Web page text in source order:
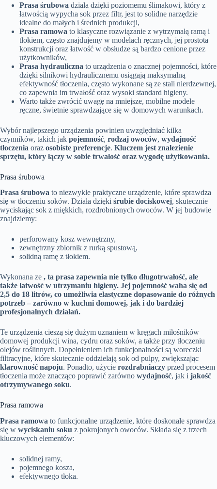
Prasa śrubowa działa dzięki poziomemu ślimakowi, który z
łatwością wypycha sok przez filtr, jest to solidne narzędzie
idealne do małych i średnich produkcji,
Prasa ramowa to klasyczne rozwiązanie z wytrzymałą ramą i
tłokiem, często znajdujemy w modelach ręcznych, jej prostota
konstrukcji oraz łatwość w obsłudze są bardzo cenione przez
użytkowników,
Prasa hydrauliczna to urządzenia o znacznej pojemności, które
dzięki silnikowi hydraulicznemu osiągają maksymalną
efektywność tłoczenia, często wykonane są ze stali nierdzewnej,
co zapewnia im trwałość oraz wysoki standard higieny.
Warto także zwrócić uwagę na mniejsze, mobilne modele
ręczne, świetnie sprawdzające się w domowych warunkach.
Wybór najlepszego urządzenia powinien uwzględniać kilka
czynników, takich jak pojemność, rodzaj owoców, wydajność
tłoczenia oraz osobiste preferencje. Kluczem jest znalezienie
sprzętu, który łączy w sobie trwałość oraz wygodę użytkowania.
Prasa śrubowa
Prasa śrubowa to niezwykle praktyczne urządzenie, które sprawdza
się w tłoczeniu soków. Działa dzięki śrubie dociskowej, skutecznie
wyciskając sok z miękkich, rozdrobnionych owoców. W jej budowie
znajdziemy:
perforowany kosz wewnętrzny,
zewnętrzny zbiornik z rurką spustową,
solidną ramę z tłokiem.
Wykonana ze , ta prasa zapewnia nie tylko długotrwałość, ale
także łatwość w utrzymaniu higieny. Jej pojemność waha się od
2,5 do 18 litrów, co umożliwia elastyczne dopasowanie do różnych
potrzeb – zarówno w kuchni domowej, jak i do bardziej
profesjonalnych działań.
Te urządzenia cieszą się dużym uznaniem w kręgach miłośników
domowej produkcji wina, cydru oraz soków, a także przy tłoczeniu
olejów roślinnych. Dopełnieniem ich funkcjonalności są woreczki
filtracyjne, które skutecznie oddzielają sok od pulpy, zwiększając
klarowność napoju. Ponadto, użycie rozdrabniaczy przed procesem
tłoczenia może znacząco poprawić zarówno wydajność, jak i jakość
otrzymywanego soku.
Prasa ramowa
Prasa ramowa to funkcjonalne urządzenie, które doskonale sprawdza
się w wyciskaniu soku z pokrojonych owoców. Składa się z trzech
kluczowych elementów:
solidnej ramy,
pojemnego kosza,
efektywnego tłoka.